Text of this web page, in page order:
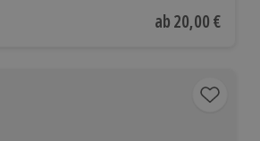
Aktueller Preis
ab20,00 €